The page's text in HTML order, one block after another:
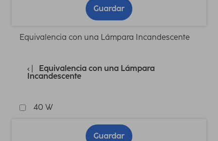
Guardar
Equivalencia con una Lámpara Incandescente
Equivalencia con una Lámpara
Incandescente
40 W
Guardar